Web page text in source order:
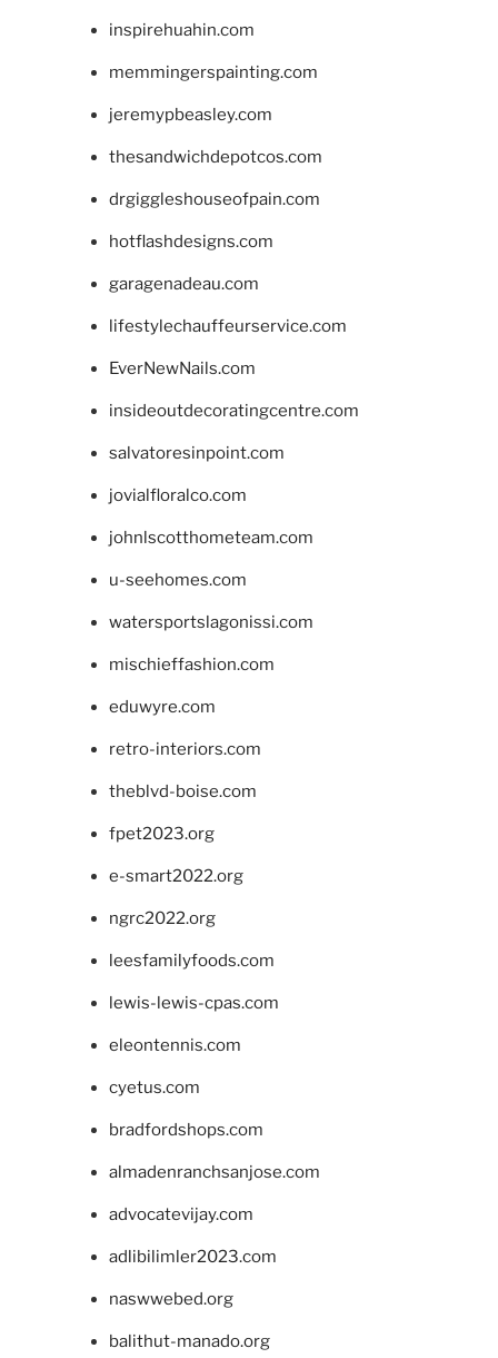
inspirehuahin.com
memmingerspainting.com
jeremypbeasley.com
thesandwichdepotcos.com
drgiggleshouseofpain.com
hotflashdesigns.com
garagenadeau.com
lifestylechauffeurservice.com
EverNewNails.com
insideoutdecoratingcentre.com
salvatoresinpoint.com
jovialfloralco.com
johnlscotthometeam.com
u-seehomes.com
watersportslagonissi.com
mischieffashion.com
eduwyre.com
retro-interiors.com
theblvd-boise.com
fpet2023.org
e-smart2022.org
ngrc2022.org
leesfamilyfoods.com
lewis-lewis-cpas.com
eleontennis.com
cyetus.com
bradfordshops.com
almadenranchsanjose.com
advocatevijay.com
adlibilimler2023.com
naswwebed.org
balithut-manado.org